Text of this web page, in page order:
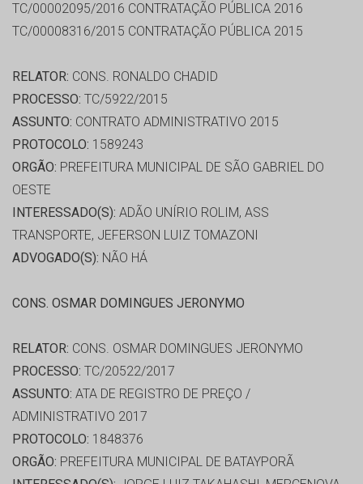
TC/00002095/2016 CONTRATAÇÃO PÚBLICA 2016
TC/00008316/2015 CONTRATAÇÃO PÚBLICA 2015
RELATOR: CONS. RONALDO CHADID
PROCESSO: TC/5922/2015
ASSUNTO: CONTRATO ADMINISTRATIVO 2015
PROTOCOLO: 1589243
ORGÃO: PREFEITURA MUNICIPAL DE SÃO GABRIEL DO
OESTE
INTERESSADO(S): ADÃO UNÍRIO ROLIM, ASS
TRANSPORTE, JEFERSON LUIZ TOMAZONI
ADVOGADO(S): NÃO HÁ
CONS. OSMAR DOMINGUES JERONYMO
RELATOR: CONS. OSMAR DOMINGUES JERONYMO
PROCESSO: TC/20522/2017
ASSUNTO: ATA DE REGISTRO DE PREÇO /
ADMINISTRATIVO 2017
PROTOCOLO: 1848376
ORGÃO: PREFEITURA MUNICIPAL DE BATAYPORÃ